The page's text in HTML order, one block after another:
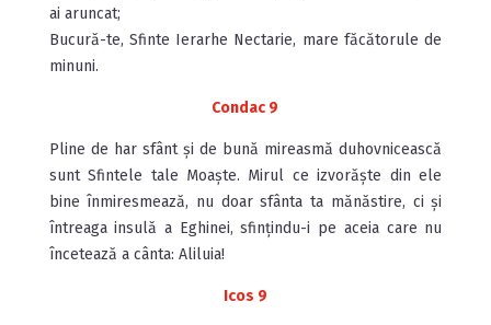
ai aruncat;
Bucură-te, Sfinte Ierarhe Nectarie, mare făcătorule de
minuni.
Condac 9
Pline de har sfânt și de bună mireasmă duhovnicească
sunt Sfintele tale Moaște. Mirul ce izvorăște din ele
bine înmiresmează, nu doar sfânta ta mănăstire, ci și
întreaga insulă a Eghinei, sfințindu-i pe aceia care nu
încetează a cânta: Aliluia!
Icos 9